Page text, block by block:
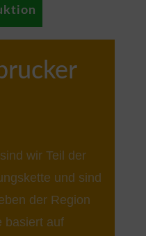
wir Teil der
und sind
der Region
basiert auf